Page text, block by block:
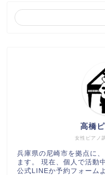
女性ピアノ
高橋
兵庫県の尼崎市を拠点に
ます。 現在、個人で活動
公式LINEか予約フォーム